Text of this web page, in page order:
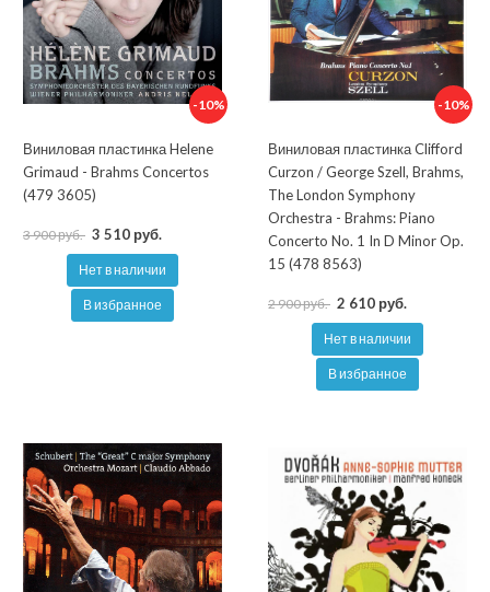
-10%
Виниловая пластинка Helene
Grimaud - Brahms Concertos
(479 3605)
3 900 руб. 3 510 руб.
Нет в наличии
В избранное
-10%
Виниловая пластинка Clifford
Curzon / George Szell, Brahms,
The London Symphony
Orchestra - Brahms: Piano
Concerto No. 1 In D Minor Op.
15 (478 8563)
2 900 руб. 2 610 руб.
Нет в наличии
В избранное